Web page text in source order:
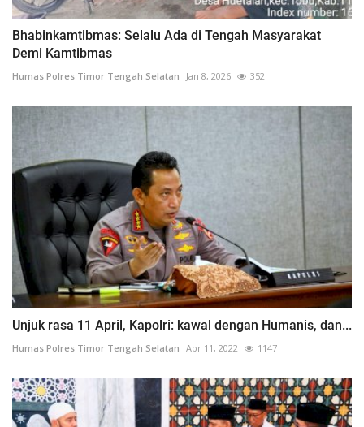
Bhabinkamtibmas: Selalu Ada di Tengah Masyarakat
Demi Kamtibmas
Humas Polres Timor Tengah Selatan Jan 8, 2026 352
Unjuk rasa 11 April, Kapolri: kawal dengan Humanis, dan...
Humas Polres Timor Tengah Selatan Apr 11, 2022 1147